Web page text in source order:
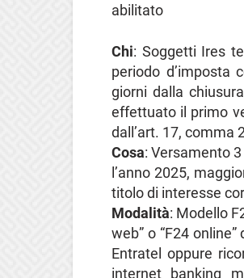
abilitato
Chi: Soggetti Ires
periodo d’imposta
giorni dalla
effettuato il primo
dall’art. 17, comma
Cosa: Versamento
l’anno 2025,
titolo di interesse
Modalità: Modello
web” o “F24
Entratel oppure
internet banking